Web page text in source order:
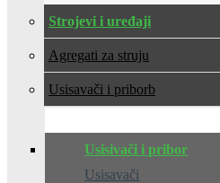
Strojevi i uređaji
Agregati za struju
Usisavači i pribor
Usisivači i pribor
Usisavači